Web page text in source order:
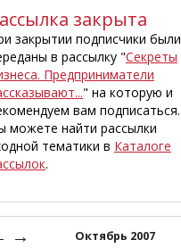
закрыта
закрытии подписчики были
в рассылку "Секреты
Предприниматели
" на которую и
вам подписаться.
можете найти рассылки
тематики в Каталоге
.
Октябрь 2007
→